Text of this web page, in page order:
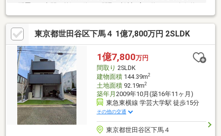
4m、間口約2.7mのビルトイン車庫付●陽当たり・開放感に優れた
南東・北東の角地●広々とした玄関スペース●約3.3帖のウォークイ
ンクローゼット●約17.4帖のLDK 空間にメリハリをもたらす、リ
ビングとダイニングが自然に分かれた設計●スーパーつかさ学芸
大学店まで約140m（徒歩約2分）
東京都世田谷区下馬４ 1億7,800万円 2SLDK
1億7,800万円
間取り 2SLDK
建物面積144.39m2
土地面積92.19m2
築年月 2009年10月(築16年11ヶ月)
東急東横線 学芸大学駅 徒歩15分
その他の交通
東京都世田谷区下馬４